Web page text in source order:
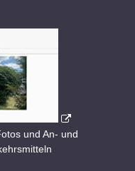
und An- und